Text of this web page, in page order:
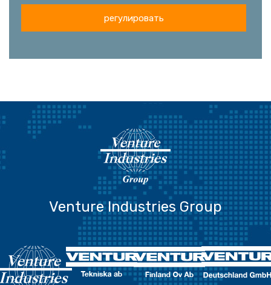
регулировать
Venture Industries Group